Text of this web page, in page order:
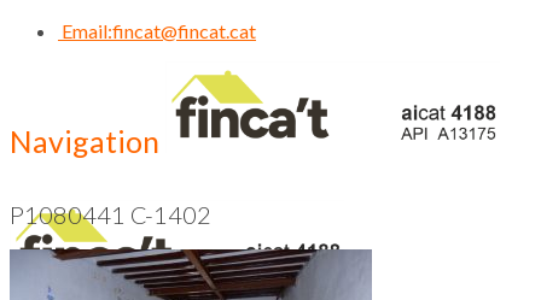
Email:fincat@fincat.cat
Navigation
P1080441 C-1402